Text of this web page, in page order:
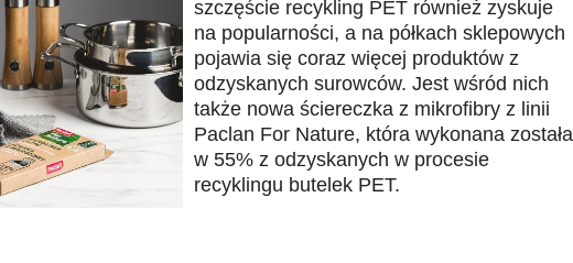
szczęście recykling PET również zyskuje
na popularności, a na półkach sklepowych
pojawia się coraz więcej produktów z
odzyskanych surowców. Jest wśród nich
także nowa ściereczka z mikrofibry z linii
Paclan For Nature, która wykonana została
w 55% z odzyskanych w procesie
recyklingu butelek PET.